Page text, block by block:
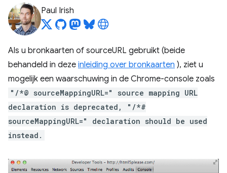
Paul Irish
Als u bronkaarten of sourceURL gebruikt (beide
behandeld in deze inleiding over bronkaarten ), ziet u
mogelijk een waarschuwing in de Chrome-console zoals
"/*@ sourceMappingURL=" source mapping URL
declaration is deprecated, "/*#
sourceMappingURL=" declaration should be used
instead.